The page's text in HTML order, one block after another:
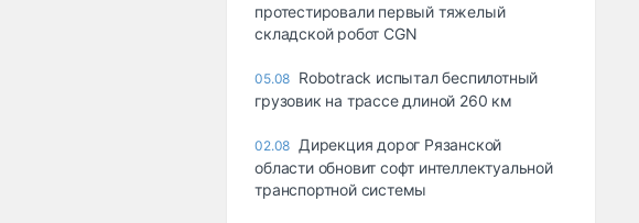
протестировали первый тяжелый
складской робот CGN
05.08 Robotrack испытал беспилотный
грузовик на трассе длиной 260 км
02.08 Дирекция дорог Рязанской
области обновит софт интеллектуальной
транспортной системы